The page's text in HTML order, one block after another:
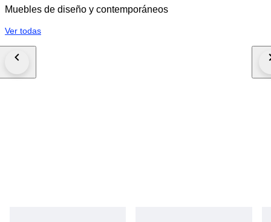
Muebles de diseño y contemporáneos
Ver todas